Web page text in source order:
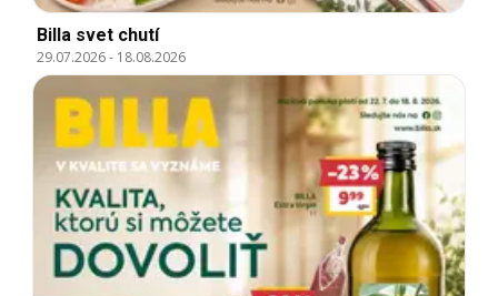
Billa svet chutí
29.07.2026- 18.08.2026